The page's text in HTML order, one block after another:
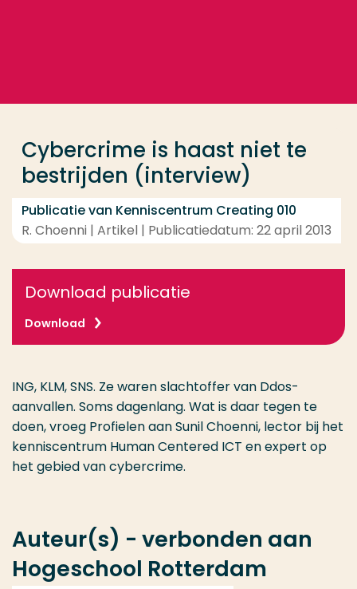
Cybercrime is haast niet te
bestrijden (interview)
Publicatie van Kenniscentrum Creating 010
R. Choenni | Artikel | Publicatiedatum: 22 april 2013
Download publicatie
Download
ING, KLM, SNS. Ze waren slachtoffer van Ddos-
aanvallen. Soms dagenlang. Wat is daar tegen te
doen, vroeg Profielen aan Sunil Choenni, lector bij het
kenniscentrum Human Centered ICT en expert op
het gebied van cybercrime.
Auteur(s) - verbonden aan
Hogeschool Rotterdam
Opleiding
Contact